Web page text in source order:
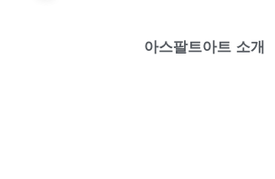
아스팔트아트 소개